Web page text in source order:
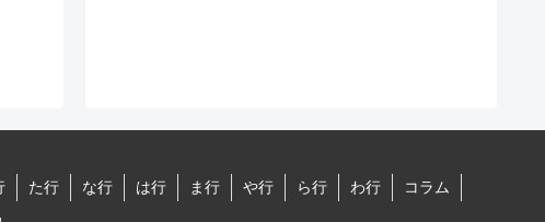
た行 な行 は行 ま行 や行 ら行 わ行 コラム